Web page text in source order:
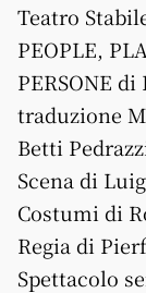
Teatro
PEOPLE,
PERSONE
traduzione
Betti
Scena di
Costumi di
Regia di
Spettacolo